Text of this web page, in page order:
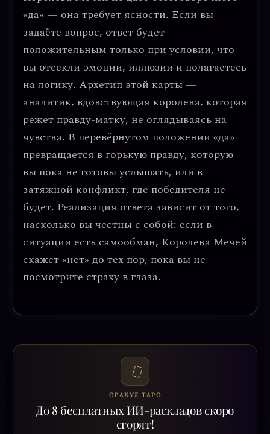
«да» — она требует ясности. Если вы
задаёте вопрос, ответ будет
положительным только при условии, что
вы отсекли эмоции, иллюзии и полагаетесь
на логику. Архетип этой карты —
аналитик, вдовствующая королева, которая
режет правду-матку, не оглядываясь на
чувства. В перевёрнутом положении «да»
превращается в горькую правду, которую
вы пока не готовы услышать, или в
затяжной конфликт, где победителя не
будет. Реализация ответа зависит от того,
насколько вы честны с собой: если в
ситуации есть самообман, Королева Мечей
скажет «нет» до тех пор, пока вы не
посмотрите страху в глаза.
ОРАКУЛ ТАРО
До 8 бесплатных ИИ-раскладов скоро
сгорят!